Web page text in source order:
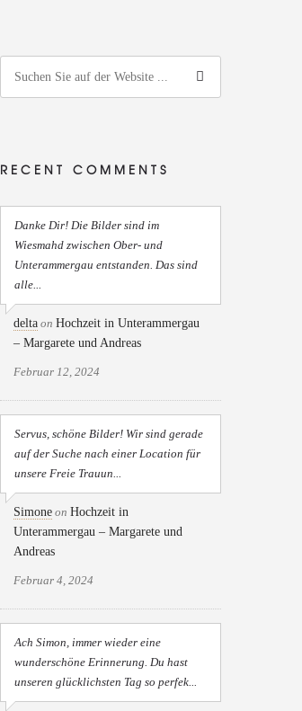
RECENT COMMENTS
Danke Dir! Die Bilder sind im
Wiesmahd zwischen Ober- und
Unterammergau entstanden. Das sind
alle...
delta on Hochzeit in Unterammergau
– Margarete und Andreas
Februar 12, 2024
Servus, schöne Bilder! Wir sind gerade
auf der Suche nach einer Location für
unsere Freie Trauun...
Simone on Hochzeit in
Unterammergau – Margarete und
Andreas
Februar 4, 2024
Ach Simon, immer wieder eine
wunderschöne Erinnerung. Du hast
unseren glücklichsten Tag so perfek...